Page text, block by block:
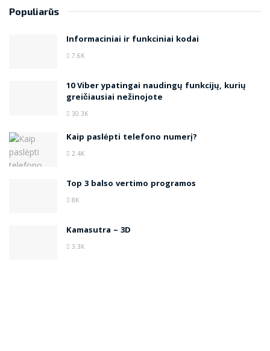
Populiarūs
Informaciniai ir funkciniai kodai
7.6K
10 Viber ypatingai naudingų funkcijų, kurių
greičiausiai nežinojote
30.3K
Kaip paslėpti telefono numerį?
2.4K
Top 3 balso vertimo programos
8K
Kamasutra – 3D
3.3K